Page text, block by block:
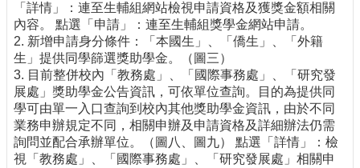
「詳情」：連至生輔組網站檢視申請資格及獲獎金額相關
內容。 點選「申請」：連至生輔組獎學金網站申請。
2. 新增申請身分條件：「本國生」、「僑生」、「外籍
生」提供同學篩選獎助學金。（圖三）
3. 目前整併校內「教務處」、「國際事務處」、「研究發
展處」獎助學金公告資訊，可依單位查詢。目的為提供同
學可由單一入口查詢到校內其他獎助學金資訊，由於不同
業務申辦規定不同，相關申辦及申請資格及詳細辦法仍需
詢問並配合承辦單位。（圖八、圖九） 點選「詳情」：檢
視「教務處」、「國際事務處」、「研究發展處」相關申